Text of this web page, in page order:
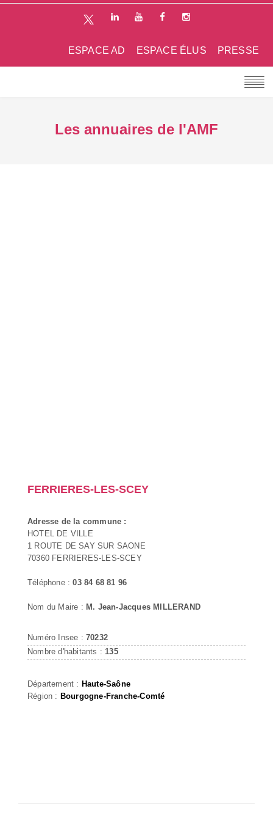
PRESSE
ESPACE ÉLUS
ESPACE AD
Les annuaires de l'AMF
FERRIERES-LES-SCEY
Adresse de la commune :
HOTEL DE VILLE
1 ROUTE DE SAY SUR SAONE
70360 FERRIERES-LES-SCEY
Téléphone :03 84 68 81 96
Nom du Maire : M. Jean-Jacques MILLERAND
Numéro Insee : 70232
Nombre d'habitants : 135
Département : Haute-Saône
Région : Bourgogne-Franche-Comté